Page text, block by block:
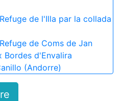
de l'Illa par la collada
de Coms de Jan
Bordes d'Envalira
(Andorre)